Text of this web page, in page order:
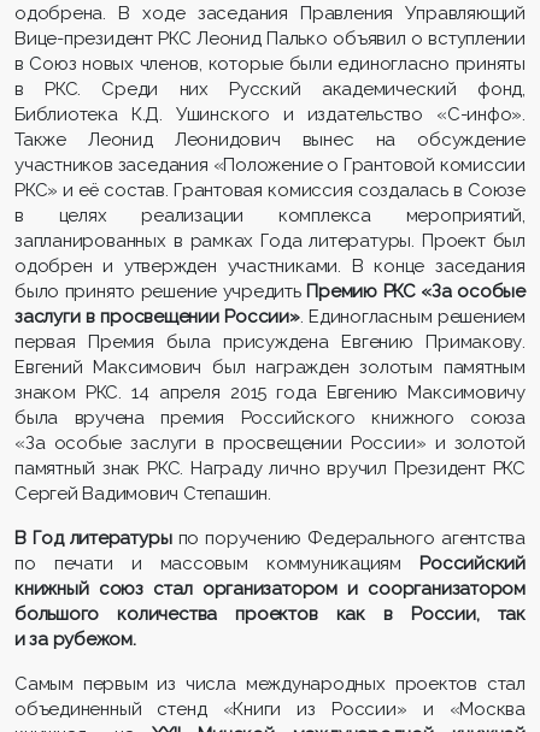
одобрена. В ходе заседания Правления Управляющий
Вице-президент РКС Леонид Палько объявил о вступлении
в Союз новых членов, которые были единогласно приняты
в РКС. Среди них Русский академический фонд,
Библиотека К.Д. Ушинского и издательство «С-инфо».
Также Леонид Леонидович вынес на обсуждение
участников заседания «Положение о Грантовой комиссии
РКС» и её состав. Грантовая комиссия создалась в Союзе
в целях реализации комплекса мероприятий,
запланированных в рамках Года литературы. Проект был
одобрен и утвержден участниками. В конце заседания
было принято решение учредить Премию РКС «За особые
заслуги в просвещении России». Единогласным решением
первая Премия была присуждена Евгению Примакову.
Евгений Максимович был награжден золотым памятным
знаком РКС. 14 апреля 2015 года Евгению Максимовичу
была вручена премия Российского книжного союза
«За особые заслуги в просвещении России» и золотой
памятный знак РКС. Награду лично вручил Президент РКС
Сергей Вадимович Степашин.
В Год литературыпо поручению Федерального агентства
по печати и массовым коммуникациям Российский
книжный союз стал организатором и соорганизатором
большого количества проектов как в России, так
и за рубежом.
Самым первым из числа международных проектов стал
объединенный стенд «Книги из России» и «Москва